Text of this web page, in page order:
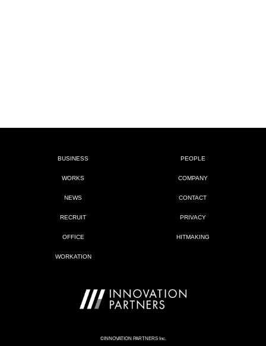
BUSINESS PEOPLE
WORKS COMPANY
NEWS CONTACT
RECRUIT PRIVACY
OFFICE HITMAKING
WORKATION
©INNOVATION PARTNERS Inc.